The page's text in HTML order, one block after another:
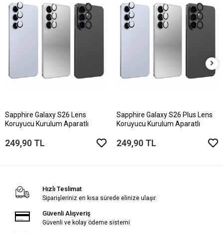
Sapphire Galaxy S26 Lens
Koruyucu Kurulum Aparatlı
249,90 TL
Sapphire Galaxy S26 Plus Lens
Koruyucu Kurulum Aparatlı
249,90 TL
Hızlı Teslimat
Siparişleriniz en kısa sürede elinize ulaşır.
Güvenli Alışveriş
Güvenli ve kolay ödeme sistemi